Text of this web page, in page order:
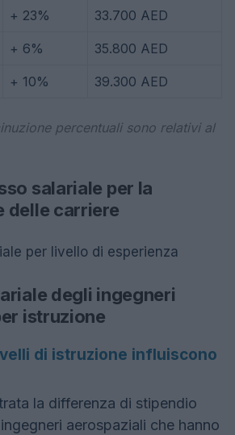
+ 23% 33.700 AED
+ 6% 35.800 AED
+ 10% 39.300 AED
percentuali sono relativi al
salariale per la
delle carriere
degli ingegneri
istruzione
di istruzione influiscono
la differenza di stipendio
aerospaziali che hanno